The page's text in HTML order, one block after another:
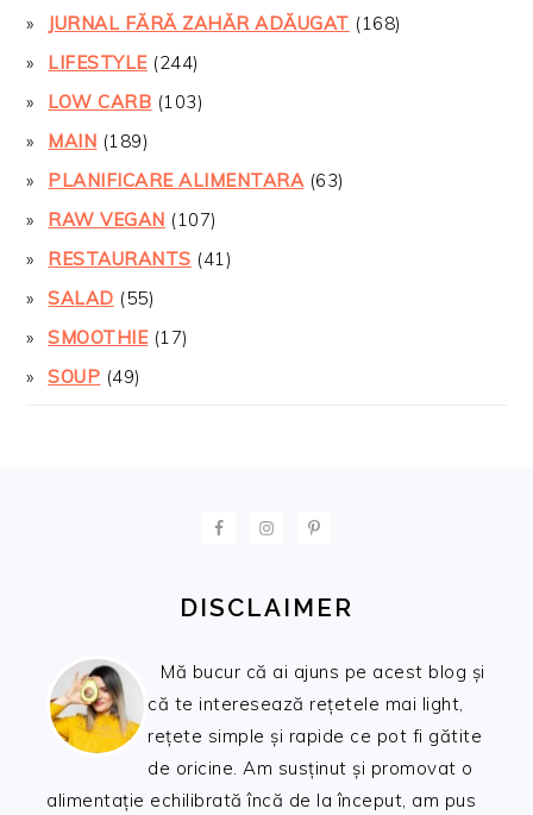
JURNAL FĂRĂ ZAHĂR ADĂUGAT (168)
LIFESTYLE(244)
LOW CARB (103)
MAIN (189)
PLANIFICARE ALIMENTARA(63)
RAW VEGAN (107)
RESTAURANTS (41)
SALAD (55)
SMOOTHIE(17)
SOUP (49)
DISCLAIMER
Mă bucur că ai ajuns pe acest blog și
că te interesează rețetele mai light,
rețete simple și rapide ce pot fi gătite
de oricine. Am susținut și promovat o
alimentație echilibrată încă de la început, am pus